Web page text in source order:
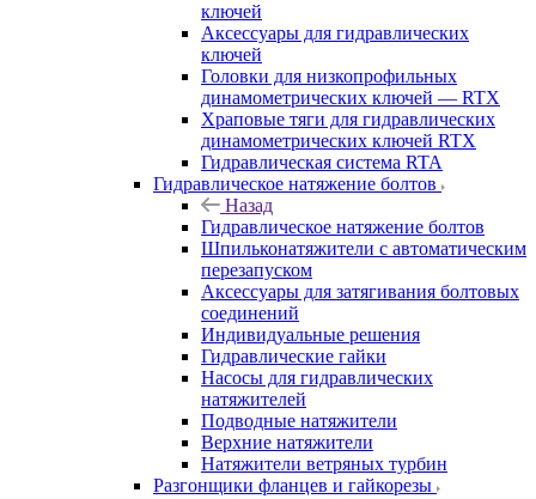
ключей
Аксессуары для гидравлических
ключей
Головки для низкопрофильных
динамометрических ключей — RTX
Храповые тяги для гидравлических
динамометрических ключей RTX
Гидравлическая система RTA
Гидравлическое натяжение болтов
Назад
Гидравлическое натяжение болтов
Шпильконатяжители с автоматическим
перезапуском
Аксессуары для затягивания болтовых
соединений
Индивидуальные решения
Гидравлические гайки
Насосы для гидравлических
натяжителей
Подводные натяжители
Верхние натяжители
Натяжители ветряных турбин
Разгонщики фланцев и гайкорезы